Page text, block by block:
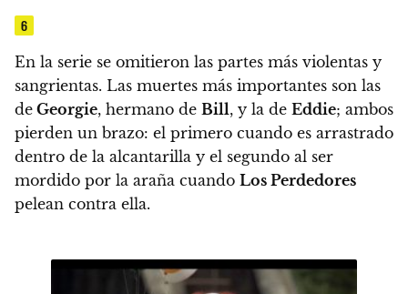
6
En la serie se omitieron las partes más violentas y
sangrientas. Las muertes más importantes son las
de Georgie, hermano de Bill, y la de Eddie; ambos
pierden un brazo: el primero cuando es arrastrado
dentro de la alcantarilla y el segundo al ser
mordido por la araña cuando Los Perdedores
pelean contra ella.